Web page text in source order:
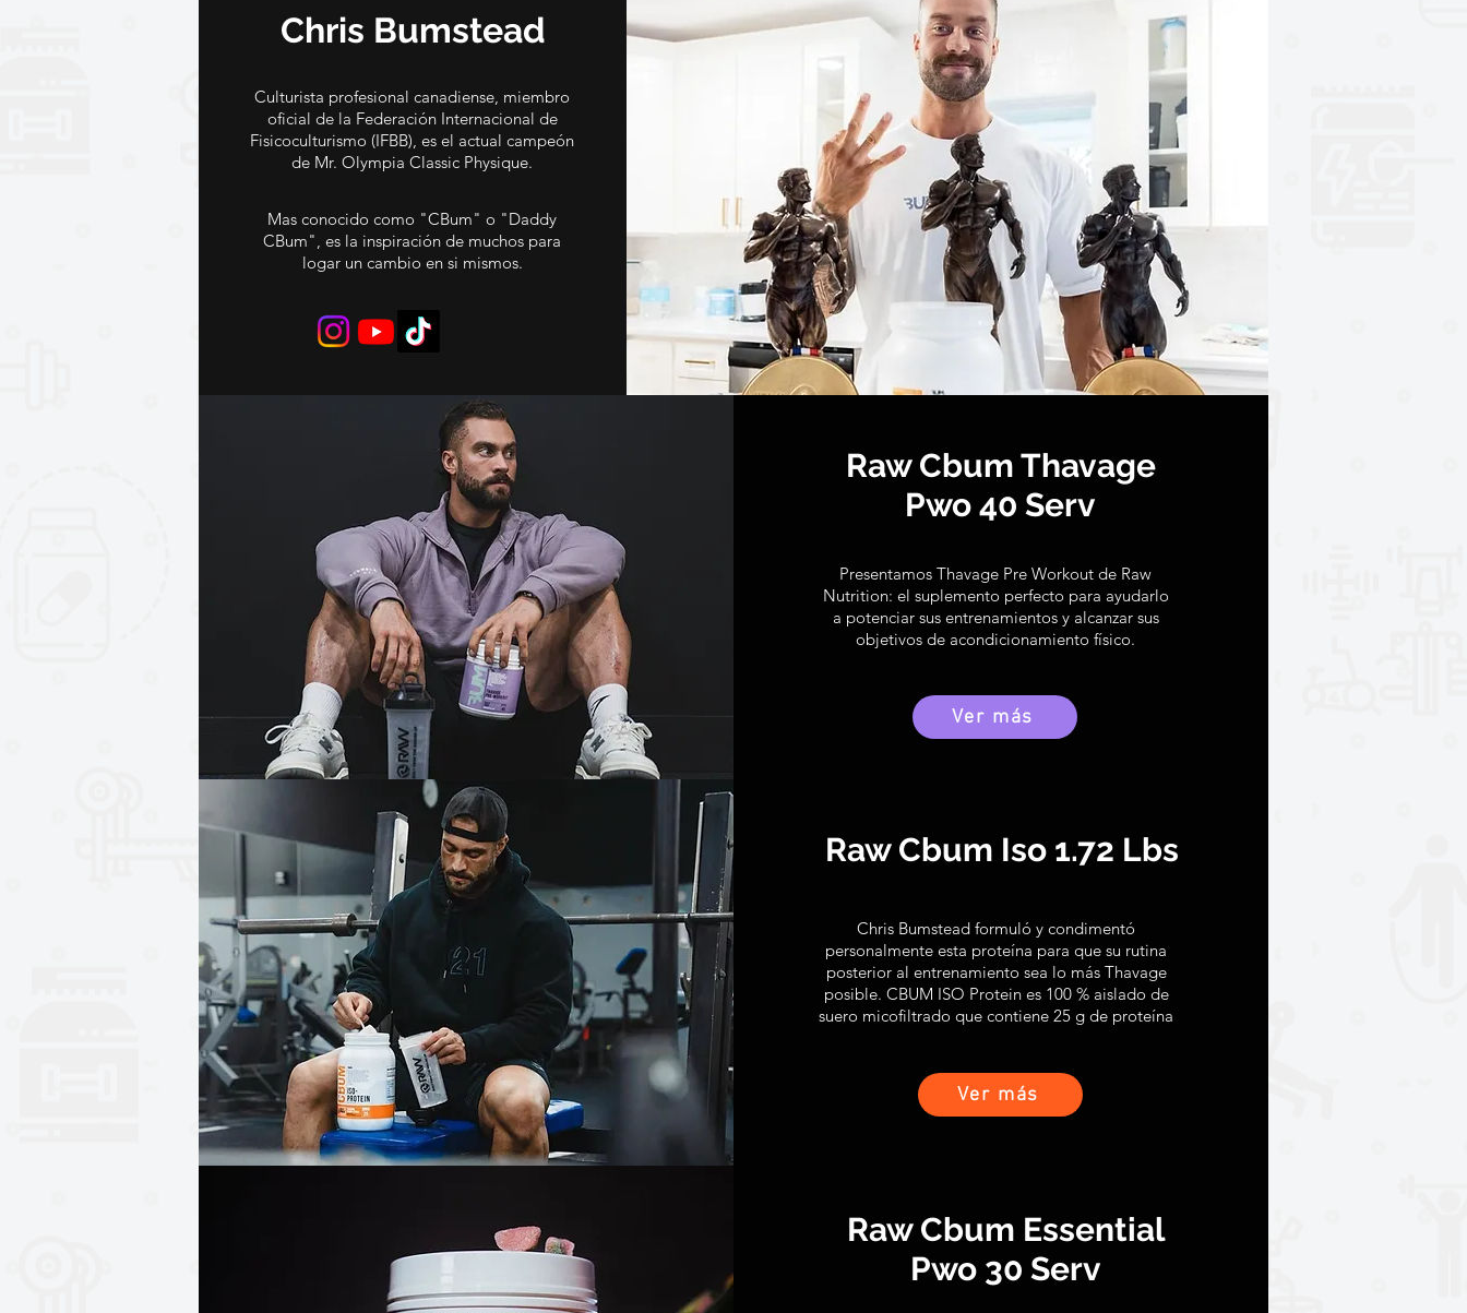
Chris Bumstead
Culturista profesional canadiense, miembro
oficial de la Federación Internacional de
Fisicoculturismo (IFBB), es el actual campeón
de Mr. Olympia Classic Physique.
Mas conocido como "CBum" o "Daddy
CBum", es la inspiración de muchos para
logar un cambio en si mismos.
Aplican Términos y Condiciones
Raw Cbum Thavage
Pwo 40 Serv
Presentamos Thavage Pre Workout de Raw
Nutrition: el suplemento perfecto para ayudarlo
a potenciar sus entrenamientos y alcanzar sus
objetivos de acondicionamiento físico.
Ver más
Raw Cbum Iso 1.72 Lbs
Chris Bumstead formuló y condimentó
personalmente esta proteína para que su rutina
posterior al entrenamiento sea lo más Thavage
posible. CBUM ISO Protein es 100 % aislado de
suero micofiltrado que contiene 25 g de proteína
Ver más
Raw Cbum Essential
Pwo 30 Serv